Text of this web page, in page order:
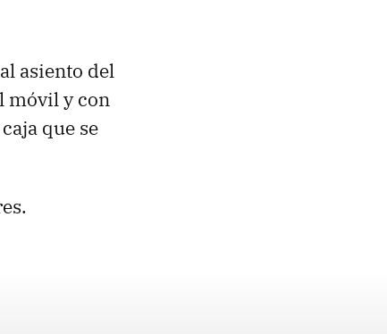
asiento del
móvil y con
que se